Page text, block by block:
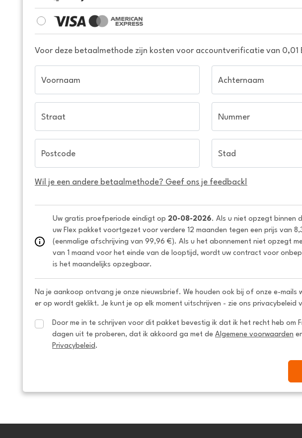
Voor deze betaalmethode zijn kosten voor accountverificatie van 0,01
Voornaam Achternaam
Straat Nummer
Postcode Stad
Wil je een andere betaalmethode? Geef ons je feedback!
Uw gratis proefperiode eindigt op 20-08-2026. Als u niet opzegt binnen
uw Flex pakket voortgezet voor verdere 12 maanden tegen een prijs van
(eenmalige afschrijving van 99,96 €). Als u het abonnement niet opzegt
van 1 maand voor het einde van de looptijd, wordt uw contract voor
is het maandelijks opzegbaar.
Na je aankoop ontvang je onze nieuwsbrief. We houden ook bij of onze e-mails
er op wordt geklikt. Je kunt je op elk moment uitschrijven - zie ons privacybeleid
Door me in te schrijven voor dit pakket bevestig ik dat ik het recht heb om
dagen uit te proberen, dat ik akkoord ga met de Algemene voorwaarden
Privacybeleid .